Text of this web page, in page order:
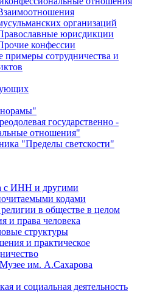
организаций
юрисдикции
конфессии
примеры сотрудничества и
государственно -
отношения"
"Пределы светскости"
с ИНН и другими
кодами
в обществе в целом
и права человека
структуры
и практическое
им. А.Сахарова
и социальная деятельность